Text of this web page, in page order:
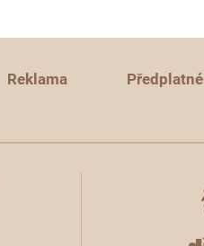
Reklama Předplatné